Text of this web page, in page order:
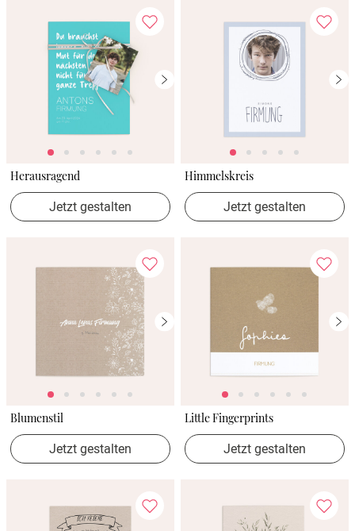
Herausragend
Jetzt gestalten
Himmelskreis
Jetzt gestalten
Blumenstil
Jetzt gestalten
Little Fingerprints
Jetzt gestalten